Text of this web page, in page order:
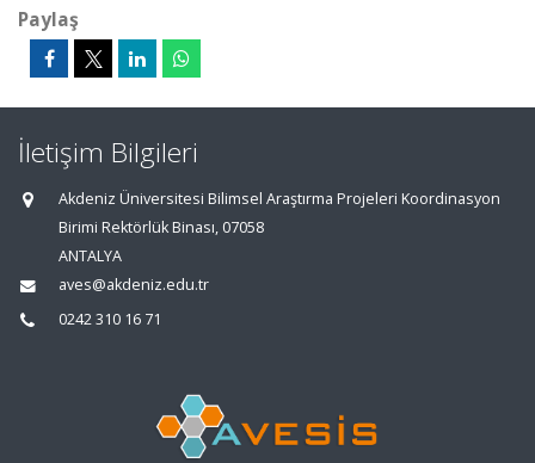
Paylaş
İletişim Bilgileri
Akdeniz Üniversitesi Bilimsel Araştırma Projeleri Koordinasyon
Birimi Rektörlük Binası, 07058
ANTALYA
aves@akdeniz.edu.tr
0242 310 16 71